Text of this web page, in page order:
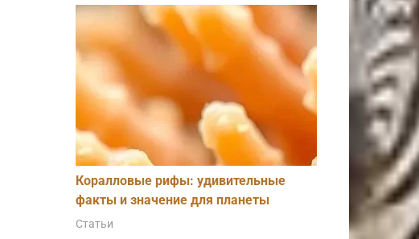
Коралловые рифы: удивительные
факты и значение для планеты
Статьи